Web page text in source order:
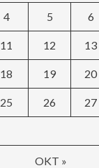
OKT »
4 5 6
11 12 13
18 19 20
25 26 27